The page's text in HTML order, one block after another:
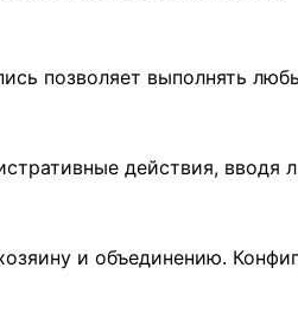
позволяет выполнять
действия, вводя
и объединению.